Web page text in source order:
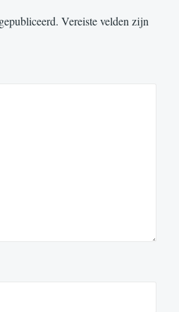
Vereiste velden zijn